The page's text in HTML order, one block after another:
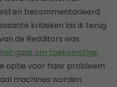
en becommentarieerd.
kritieken las ik terug
de Redditors was
gaat om toekomstige
optie voor haar probleem
machines worden.